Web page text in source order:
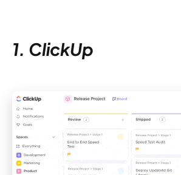
1. ClickUp